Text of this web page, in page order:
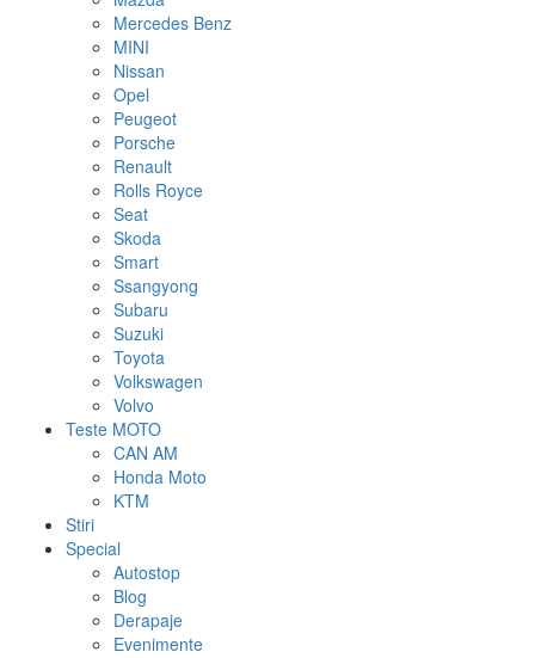
Mercedes Benz
MINI
Nissan
Opel
Peugeot
Porsche
Renault
Rolls Royce
Seat
Skoda
Smart
Ssangyong
Subaru
Suzuki
Toyota
Volkswagen
Volvo
Teste MOTO
CAN AM
Honda Moto
KTM
Stiri
Special
Autostop
Blog
Derapaje
Evenimente